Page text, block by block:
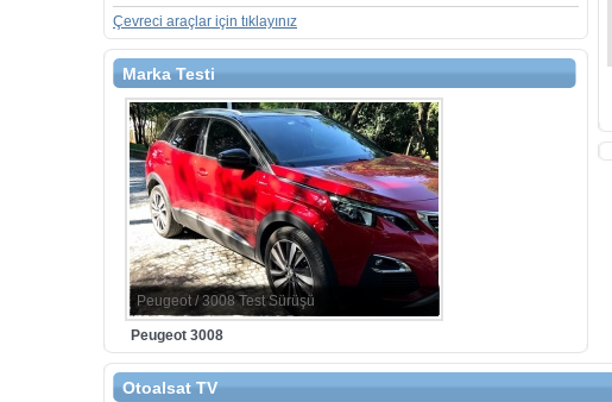
Çevreci araçlar için tıklayınız
Marka Testi
Peugeot / 3008 Test Sürüşü
Peugeot 3008
Otoalsat TV